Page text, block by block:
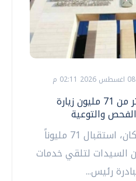
وزارة الصحة تستقبل أكثر من 71 مليون زيارة
والتوعية
أعلنت وزارة الصحة والسكان، استقبال 71 مليوناً
زيارات من السيدات لتلقي خدمات
رئيس...